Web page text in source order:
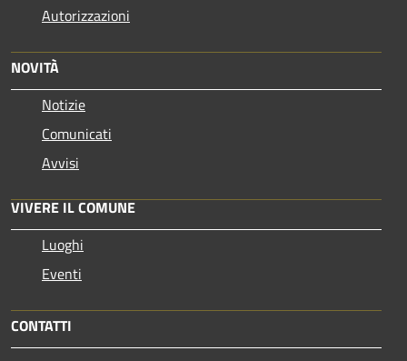
Autorizzazioni
NOVITÀ
Notizie
Comunicati
Avvisi
VIVERE IL COMUNE
Luoghi
Eventi
CONTATTI